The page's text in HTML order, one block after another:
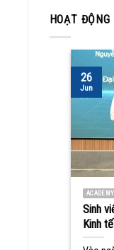
HOẠT
Sinh
Kinh
26
Jun